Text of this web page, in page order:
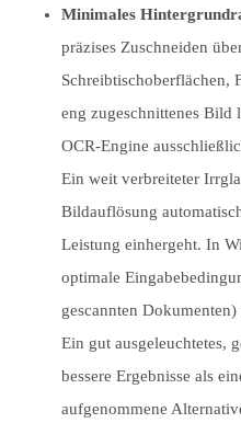
Minimales
präzises Zuschneiden
Schreibtischoberflächen,
eng zugeschnittenes
OCR-Engine
Ein weit verbreiteter
Bildauflösung
Leistung einhergeht. In
optimale
gescannten
Ein gut ausgeleuchtetes,
bessere Ergebnisse als
aufgenommene